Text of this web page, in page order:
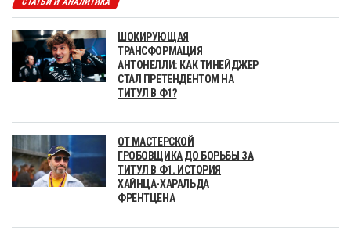
ШОКИРУЮЩАЯ
ТРАНСФОРМАЦИЯ
АНТОНЕЛЛИ: КАК ТИНЕЙДЖЕР
СТАЛ ПРЕТЕНДЕНТОМ НА
ТИТУЛ В Ф1?
ОТ МАСТЕРСКОЙ
ГРОБОВЩИКА ДО БОРЬБЫ ЗА
ТИТУЛ В Ф1. ИСТОРИЯ
ХАЙНЦА-ХАРАЛЬДА
ФРЕНТЦЕНА